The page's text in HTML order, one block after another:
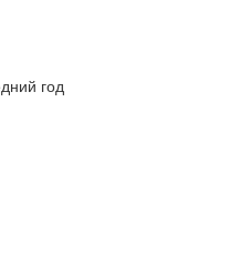
год